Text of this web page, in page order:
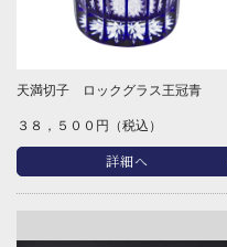
天満切子 ロックグラス王冠青
３８，５００円（税込）
詳細へ